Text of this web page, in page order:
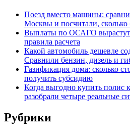
Поезд вместо машины:
Москвы и посчитали, сколько
Выплаты по ОСАГО
правила расчета
Какой автомобиль дешевле
Сравнили бензин, дизель и
Газификация дома: сколько
получить субсидию
Когда выгодно купить полис
разобрали четыре реальные
Рубрики